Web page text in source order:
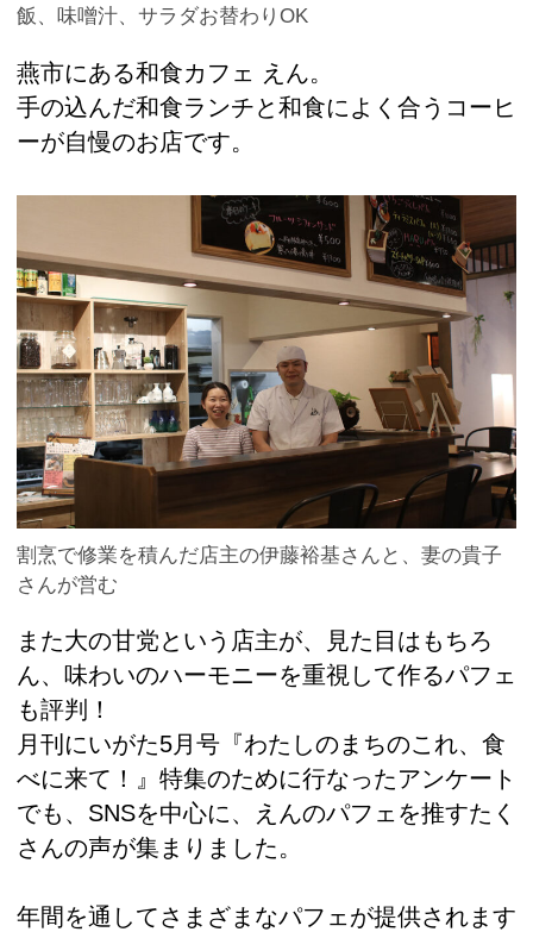
飯、味噌汁、サラダお替わりOK
燕市にある和食カフェ えん。
手の込んだ和食ランチと和食によく合うコーヒ
ーが自慢のお店です。
割烹で修業を積んだ店主の伊藤裕基さんと、妻の貴子
さんが営む
また大の甘党という店主が、見た目はもちろ
ん、味わいのハーモニーを重視して作るパフェ
も評判！
月刊にいがた5月号『わたしのまちのこれ、食
べに来て！』特集のために行なったアンケート
でも、SNSを中心に、えんのパフェを推すたく
さんの声が集まりました。
年間を通してさまざまなパフェが提供されます